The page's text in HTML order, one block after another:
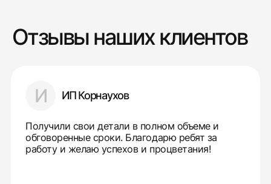
Отзывы наших клиентов
И ИП Корнаухов
Получили свои детали в полном объеме и
обговоренные сроки. Благодарю ребят за
работу и желаю успехов и процветания!